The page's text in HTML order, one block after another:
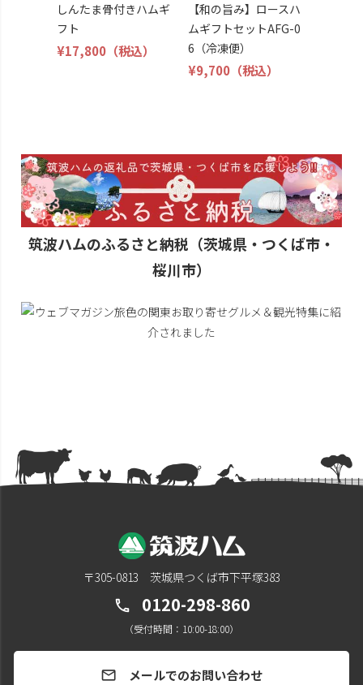
しんたま骨付きハムギ
フト
¥17,800 （税込）
【和の旨み】ロースハ
ムギフトセットAFG-0
6（冷凍便）
¥9,700 （税込）
筑波ハムのふるさと納税（茨城県・つくば市・
桜川市）
〒305-0813 茨城県つくば市下平塚383
call 0120-298-860
（受付時間：10:00-18:00）
mail メールでのお問い合わせ